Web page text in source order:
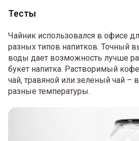
Тесты
Чайник использовался в офисе
разных типов напитков. Точный
воды дает возможность лучше
букет напитка. Растворимый
чай, травяной или зеленый чай –
разные температуры.